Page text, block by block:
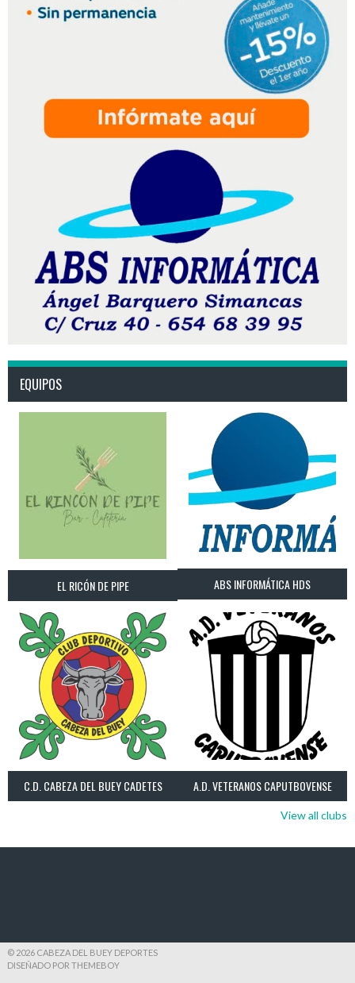
EQUIPOS
EL RICÓN DE PIPE ABS INFORMÁTICA HDS
C.D. CABEZA DEL BUEY CADETES A.D. VETERANOS CAPUTBOVENSE
View all clubs
© 2026 CABEZA DEL BUEY DEPORTES
DISEÑADO POR THEMEBOY